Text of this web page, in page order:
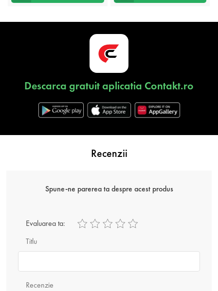
Descarca gratuit aplicatia Contakt.ro
Recenzii
Spune-ne parerea ta despre acest produs
Titlu
Evaluarea ta:
Recenzie